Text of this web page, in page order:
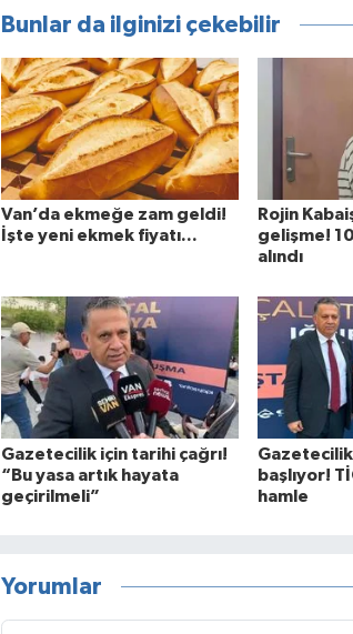
Bunlar da ilginizi çekebilir
Van’da ekmeğe zam geldi!
İşte yeni ekmek fiyatı...
Rojin
gelişme!
alındı
Gazetecilik için tarihi çağrı!
“Bu yasa artık hayata
geçirilmeli”
başlıyor!
hamle
Yorumlar